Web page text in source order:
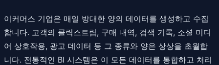
이커머스 기업은 매일 방대한 양의 데이터를 생성하고 수집
합니다. 고객의 클릭스트림, 구매 내역, 검색 기록, 소셜 미디
어 상호작용, 광고 데이터 등 그 종류와 양은 상상을 초월합
니다. 전통적인 BI 시스템은 이 모든 데이터를 통합하고 처리